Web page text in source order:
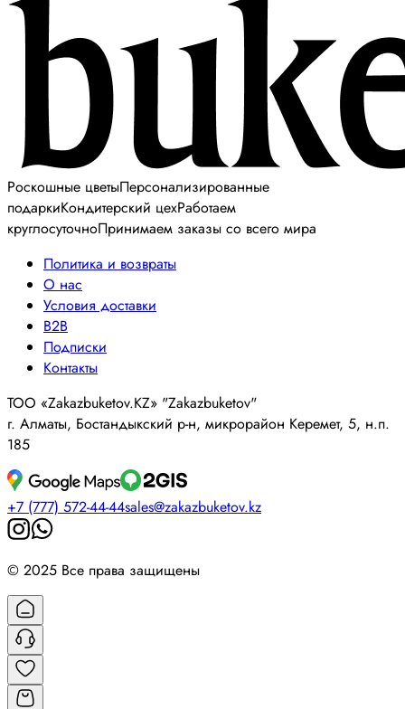
Роскошные цветыПерсонализированные
подаркиКондитерский цехРаботаем
круглосуточноПринимаем заказы со всего мира
Политика и возвраты
О нас
Условия доставки
B2B
Подписки
Контакты
ТОО «Zakazbuketov.KZ» "Zakazbuketov"
г. Алматы, Бостандыкский р-н, микрорайон Керемет, 5, н.п.
185
+7 (777) 572-44-44sales@zakazbuketov.kz
© 2025 Все права защищены